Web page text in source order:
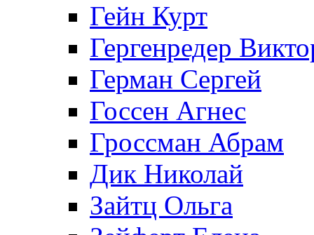
Гейн Курт
Гергенредер
Герман Сергей
Госсен Агнес
Гроссман Абрам
Дик Николай
Зайтц Ольга